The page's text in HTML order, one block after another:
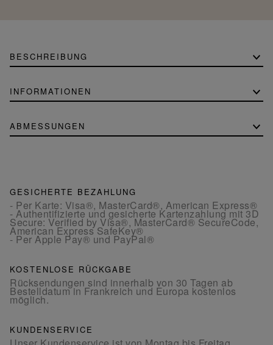
BESCHREIBUNG
INFORMATIONEN
ABMESSUNGEN
GESICHERTE BEZAHLUNG
- Per Karte: Visa®, MasterCard®, American Express®
- Authentifizierte und gesicherte Kartenzahlung mit 3D
Secure: Verified by Visa®, MasterCard® SecureCode,
American Express SafeKey®
- Per Apple Pay® und PayPal®
KOSTENLOSE RÜCKGABE
Rücksendungen sind innerhalb von 30 Tagen ab
Bestelldatum in Frankreich und Europa kostenlos
möglich.
KUNDENSERVICE